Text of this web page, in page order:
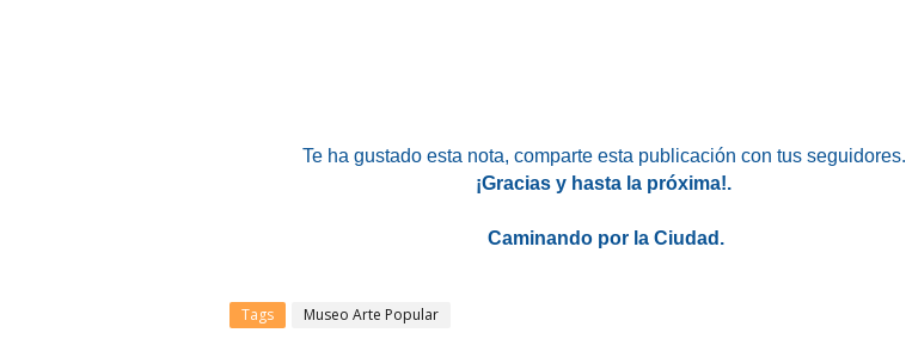
Te ha gustado esta nota, comparte esta publicación con tus seguidores.
¡Gracias y hasta la próxima!.
Caminando por la Ciudad.
Tags Museo Arte Popular